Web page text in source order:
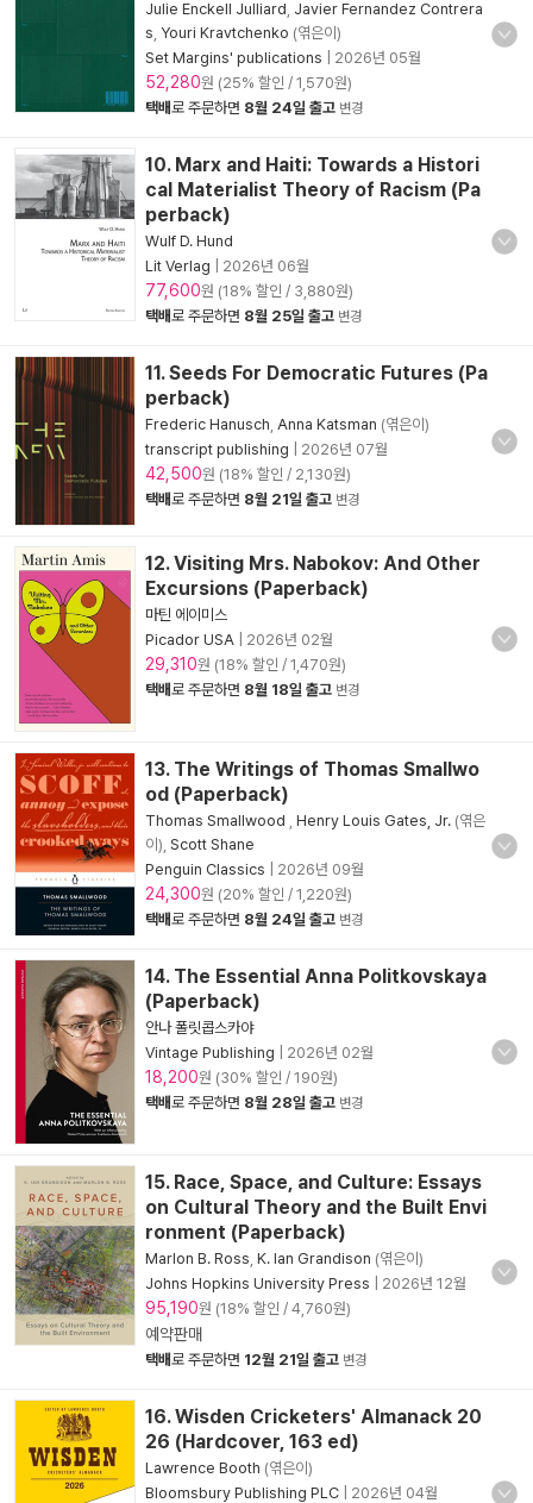
Julie Enckell Julliard Javier Fernandez Contrera
s Youri Kravtchenko (엮은이)
Set Margins' publications
2026년 05월
52,280원 (25% 할인 / 1,570원)
택배로 주문하면 8월 24일 출고 변경
10. Marx and Haiti: Towards a Histori
cal Materialist Theory of Racism (Pa
perback)
Wulf D. Hund
Lit Verlag
2026년 06월
77,600원 (18% 할인 / 3,880원)
택배로 주문하면 8월 25일 출고 변경
11. Seeds For Democratic Futures (Pa
perback)
Frederic Hanusch Anna Katsman (엮은이)
transcript publishing
2026년 07월
42,500원 (18% 할인 / 2,130원)
택배로 주문하면 8월 21일 출고 변경
12. Visiting Mrs. Nabokov: And Other
Excursions (Paperback)
마틴 에이미스
Picador USA
2026년 02월
29,310원 (18% 할인 / 1,470원)
택배로 주문하면 8월 18일 출고 변경
13. The Writings of Thomas Smallwo
od (Paperback)
Thomas Smallwood Henry Louis Gates, Jr. (엮은
이), Scott Shane
Penguin Classics
2026년 09월
24,300원 (20% 할인 / 1,220원)
택배로 주문하면 8월 24일 출고 변경
14. The Essential Anna Politkovskaya
(Paperback)
안나 폴릿콥스카야
Vintage Publishing
2026년 02월
18,200원 (30% 할인 / 190원)
택배로 주문하면 8월 28일 출고 변경
15. Race, Space, and Culture: Essays
on Cultural Theory and the Built Envi
ronment (Paperback)
Marlon B. Ross K. Ian Grandison (엮은이)
Johns Hopkins University Press
2026년 12월
95,190원 (18% 할인 / 4,760원)
예약판매
택배로 주문하면 12월 21일 출고 변경
16. Wisden Cricketers' Almanack 20
26 (Hardcover, 163 ed)
Lawrence Booth (엮은이)
Bloomsbury Publishing PLC
2026년 04월